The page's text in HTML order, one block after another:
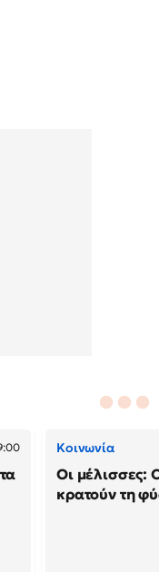
Κοινωνία
Οι μέλισσες:
κρατούν τη